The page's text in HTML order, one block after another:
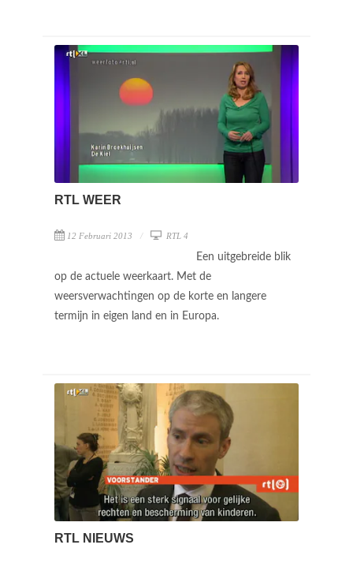
RTL WEER
12 Februari 2013 RTL 4
Een uitgebreide blik
op de actuele weerkaart. Met de
weersverwachtingen op de korte en langere
termijn in eigen land en in Europa.
RTL NIEUWS